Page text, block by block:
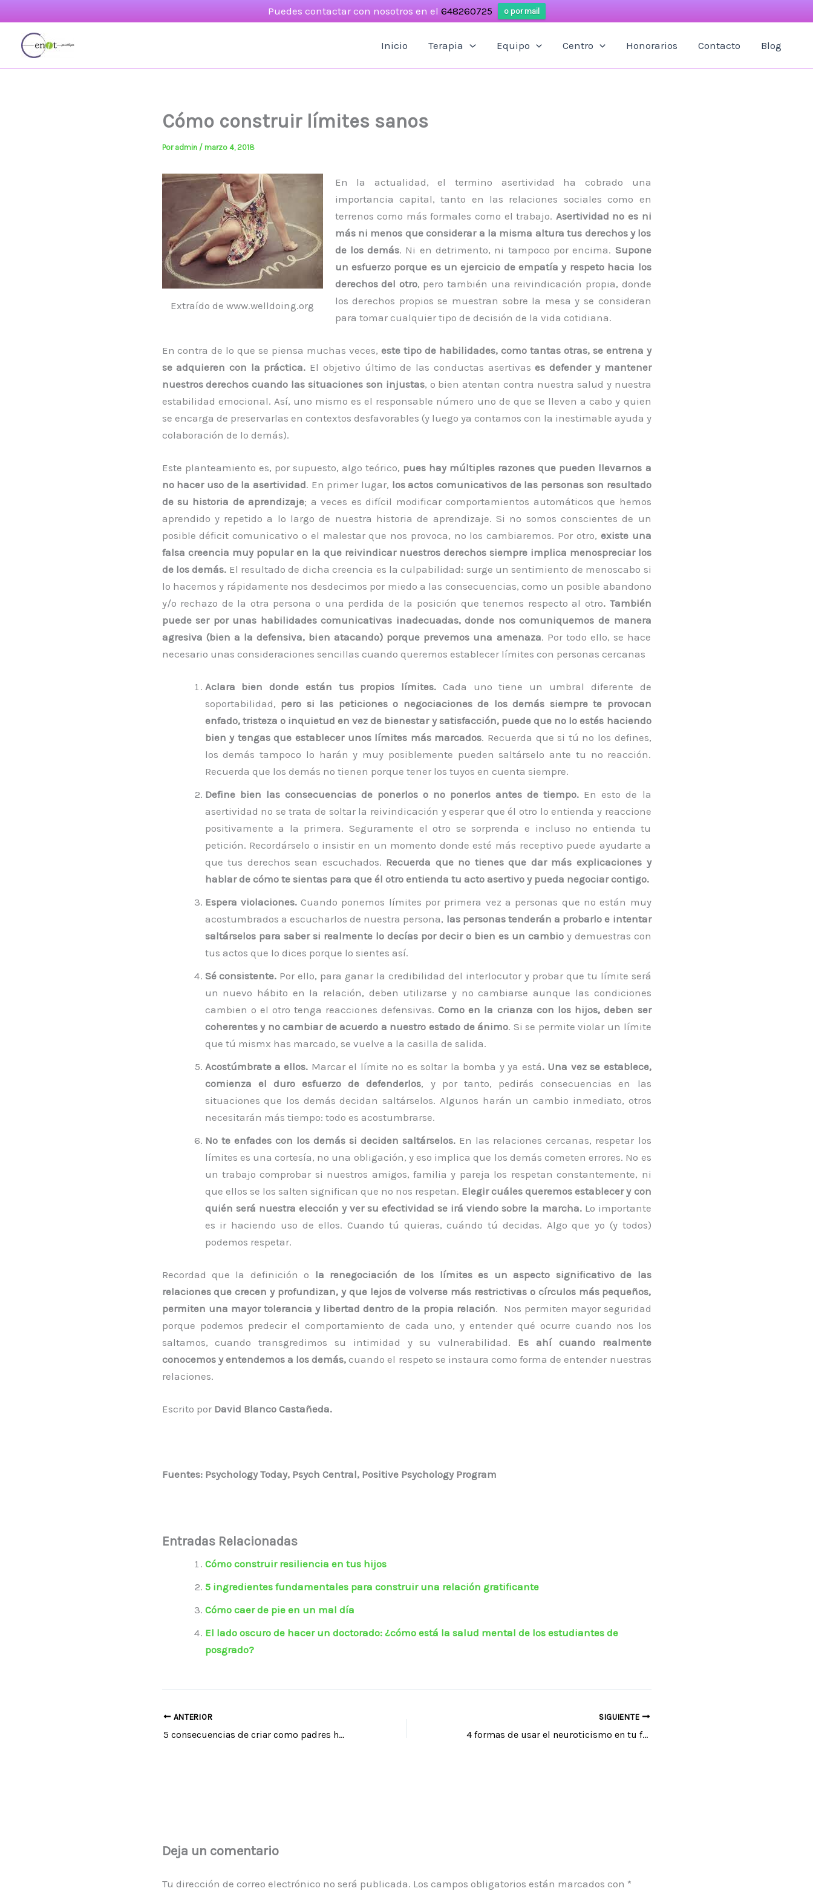
Puedes contactar con nosotros en el 648260725 o por mail
Inicio Terapia Equipo Centro Honorarios Contacto Blog
Cómo construir límites sanos
Por admin / marzo 4, 2018
Extraído de www.welldoing.org
En la actualidad, el termino asertividad ha cobrado una
importancia capital, tanto en las relaciones sociales como en
terrenos como más formales como el trabajo. Asertividad no es ni
más ni menos que considerar a la misma altura tus derechos y los
de los demás. Ni en detrimento, ni tampoco por encima. Supone
un esfuerzo porque es un ejercicio de empatía y respeto hacia los
derechos del otro, pero también una reivindicación propia, donde
los derechos propios se muestran sobre la mesa y se consideran
para tomar cualquier tipo de decisión de la vida cotidiana.
En contra de lo que se piensa muchas veces, este tipo de habilidades, como tantas otras, se entrena y
se adquieren con la práctica. El objetivo último de las conductas asertivases defender y mantener
nuestros derechos cuando las situaciones son injustas, o bien atentan contra nuestra salud y nuestra
estabilidad emocional. Así, uno mismo es el responsable número uno de que se lleven a cabo y quien
se encarga de preservarlas en contextos desfavorables (y luego ya contamos con la inestimable ayuda y
colaboración de lo demás).
Este planteamiento es, por supuesto, algo teórico, pues hay múltiples razones que pueden llevarnos a
no hacer uso de la asertividad. En primer lugar, los actos comunicativos de las personas son resultado
de su historia de aprendizaje; a veces es difícil modificar comportamientos automáticos que hemos
aprendido y repetido a lo largo de nuestra historia de aprendizaje. Si no somos conscientes de un
posible déficit comunicativo o el malestar que nos provoca, no los cambiaremos. Por otro, existe una
falsa creencia muy popular en la que reivindicar nuestros derechos siempre implica menospreciar los
de los demás. El resultado de dicha creencia es la culpabilidad: surge un sentimiento de menoscabo si
lo hacemos y rápidamente nos desdecimos por miedo a las consecuencias, como un posible abandono
y/o rechazo de la otra persona o una perdida de la posición que tenemos respecto al otro. También
puede ser por unas habilidades comunicativas inadecuadas, donde nos comuniquemos de manera
agresiva (bien a la defensiva, bien atacando) porque prevemos una amenaza. Por todo ello, se hace
necesario unas consideraciones sencillas cuando queremos establecer límites con personas cercanas
Aclara bien donde están tus propios límites. Cada uno tiene un umbral diferente de
soportabilidad, pero si las peticiones o negociaciones de los demás siempre te provocan
enfado, tristeza o inquietud en vez de bienestar y satisfacción, puede que no lo estés haciendo
bien y tengas que establecer unos límites más marcados. Recuerda que si tú no los defines,
los demás tampoco lo harán y muy posiblemente pueden saltárselo ante tu no reacción.
Recuerda que los demás no tienen porque tener los tuyos en cuenta siempre.
Define bien las consecuencias de ponerlos o no ponerlos antes de tiempo. En esto de la
asertividad no se trata de soltar la reivindicación y esperar que él otro lo entienda y reaccione
positivamente a la primera. Seguramente el otro se sorprenda e incluso no entienda tu
petición. Recordárselo o insistir en un momento donde esté más receptivo puede ayudarte a
que tus derechos sean escuchados. Recuerda que no tienes que dar más explicaciones y
hablar de cómo te sientas para que él otro entienda tu acto asertivo y pueda negociar contigo.
Espera violaciones.Cuando ponemos límites por primera vez a personas que no están muy
acostumbrados a escucharlos de nuestra persona, las personas tenderán a probarlo e intentar
saltárselos para saber si realmente lo decías por decir o bien es un cambioy demuestras con
tus actos que lo dices porque lo sientes así.
Sé consistente. Por ello, para ganar la credibilidad del interlocutor y probar que tu límite será
un nuevo hábito en la relación, deben utilizarse y no cambiarse aunque las condiciones
cambien o el otro tenga reacciones defensivas. Como en la crianza con los hijos, deben ser
coherentes y no cambiar de acuerdo a nuestro estado de ánimo. Si se permite violar un límite
que tú mismx has marcado, se vuelve a la casilla de salida.
Acostúmbrate a ellos. Marcar el límite no es soltar la bomba y ya está. Una vez se establece,
comienza el duro esfuerzo de defenderlos, y por tanto, pedirás consecuencias en las
situaciones que los demás decidan saltárselos. Algunos harán un cambio inmediato, otros
necesitarán más tiempo: todo es acostumbrarse.
No te enfades con los demás si deciden saltárselos. En las relaciones cercanas, respetar los
límites es una cortesía, no una obligación, y eso implica que los demás cometen errores. No es
un trabajo comprobar si nuestros amigos, familia y pareja los respetan constantemente, ni
que ellos se los salten significan que no nos respetan. Elegir cuáles queremos establecer y con
quién será nuestra elección y ver su efectividad se irá viendo sobre la marcha. Lo importante
es ir haciendo uso de ellos. Cuando tú quieras, cuándo tú decidas. Algo que yo (y todos)
podemos respetar.
Recordad que la definición o la renegociación de los límites es un aspecto significativo de las
relaciones que crecen y profundizan, y que lejos de volverse más restrictivas o círculos más pequeños,
permiten una mayor tolerancia y libertad dentro de la propia relación. Nos permiten mayor seguridad
porque podemos predecir el comportamiento de cada uno, y entender qué ocurre cuando nos los
saltamos, cuando transgredimos su intimidad y su vulnerabilidad. Es ahí cuando realmente
conocemos y entendemos a los demás, cuando el respeto se instaura como forma de entender nuestras
relaciones.
Escrito por David Blanco Castañeda.
Fuentes: Psychology Today, Psych Central, Positive Psychology Program
Entradas Relacionadas
Cómo construir resiliencia en tus hijos
5 ingredientes fundamentales para construir una relación gratificante
Cómo caer de pie en un mal día
El lado oscuro de hacer un doctorado: ¿cómo está la salud mental de los estudiantes de
posgrado?
ANTERIOR
5 consecuencias de criar como padres helicóptero
SIGUIENTE
4 formas de usar el neuroticismo en tu favor
Deja un comentario
Tu dirección de correo electrónico no será publicada. Los campos obligatorios están marcados con *